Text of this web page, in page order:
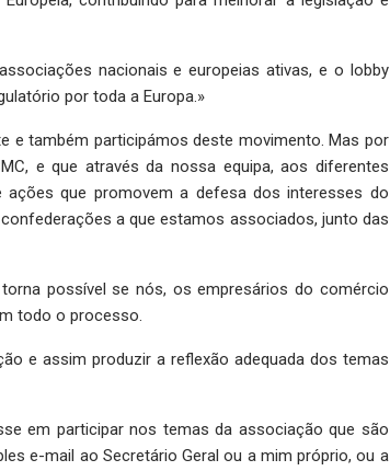
nacionais e europeias ativas, e o lobby
por toda a Europa.»
e também participámos deste movimento. Mas por
e que através da nossa equipa, aos diferentes
que promovem a defesa dos interesses do
a que estamos associados, junto das
possível se nós, os empresários do comércio
todo o processo.
e assim produzir a reflexão adequada dos temas
em participar nos temas da associação que são
e-mail ao Secretário Geral ou a mim próprio, ou a